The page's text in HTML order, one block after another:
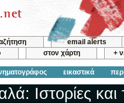
email alerts
στον χάρτη +
εικαστικά
Ιστορίες και